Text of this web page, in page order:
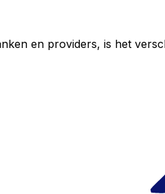
en providers, is het